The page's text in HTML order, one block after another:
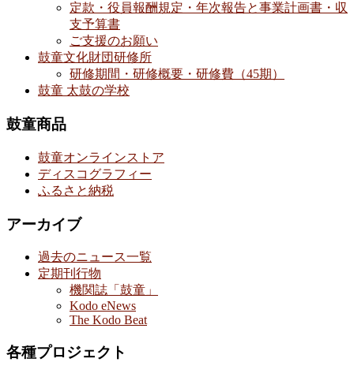
定款・役員報酬規定・年次報告と事業計画書・収
支予算書
ご支援のお願い
鼓童文化財団研修所
研修期間・研修概要・研修費（45期）
鼓童 太鼓の学校
鼓童商品
鼓童オンラインストア
ディスコグラフィー
ふるさと納税
アーカイブ
過去のニュース一覧
定期刊行物
機関誌「鼓童」
Kodo eNews
The Kodo Beat
各種プロジェクト